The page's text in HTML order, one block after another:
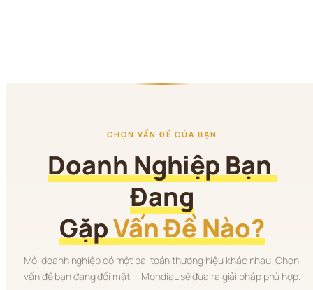
CHỌN VẤN ĐỀ CỦA BẠN
Doanh Nghiệp Bạn
Đang
Gặp Vấn Đề Nào?
Mỗi doanh nghiệp có một bài toán thương hiệu khác nhau. Chọn
vấn đề bạn đang đối mặt — MondiaL sẽ đưa ra giải pháp phù hợp.